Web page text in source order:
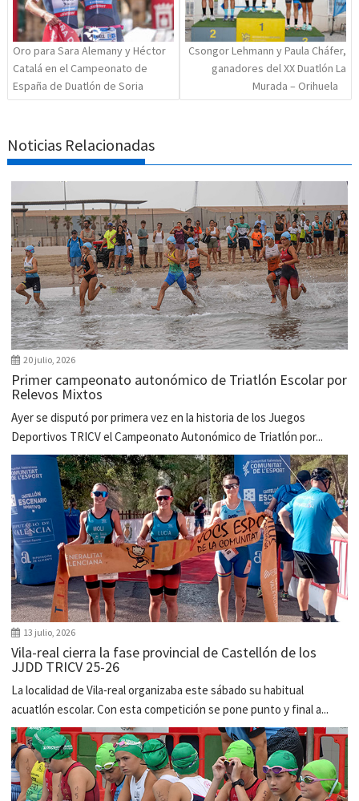
Oro para Sara Alemany y Héctor
Catalá en el Campeonato de
España de Duatlón de Soria
Csongor Lehmann y Paula Cháfer,
ganadores del XX Duatlón La
Murada – Orihuela
Noticias Relacionadas
20 julio, 2026
Primer campeonato autonómico de Triatlón Escolar por
Relevos Mixtos
Ayer se disputó por primera vez en la historia de los Juegos
Deportivos TRICV el Campeonato Autonómico de Triatlón por...
13 julio, 2026
Vila-real cierra la fase provincial de Castellón de los
JJDD TRICV 25-26
La localidad de Vila-real organizaba este sábado su habitual
acuatlón escolar. Con esta competición se pone punto y final a...